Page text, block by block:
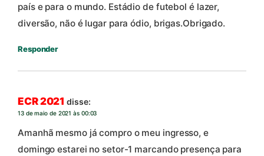
país e para o mundo. Estádio de futebol é lazer,
diversão, não é lugar para ódio, brigas.Obrigado.
Responder
ECR 2021 disse:
13 de maio de 2021 às 00:03
Amanhã mesmo já compro o meu ingresso, e
domingo estarei no setor-1 marcando presença para